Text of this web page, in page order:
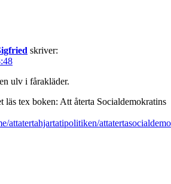
skriver:
ulv i fårakläder.
läs tex boken: Att återta Socialdemokratins
attatertahjartatipolitiken/